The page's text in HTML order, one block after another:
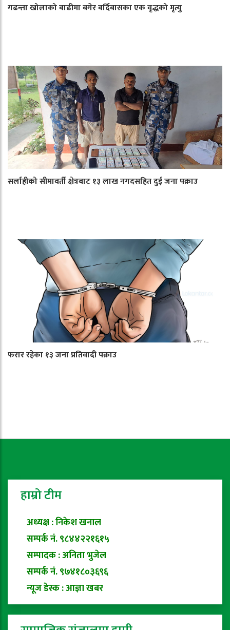
गढन्ता खोलाको बाढीमा बगेर बर्दिबासका एक वृद्धको मृत्यु
सर्लाहीको सीमावर्ती क्षेत्रबाट १३ लाख नगदसहित दुई जना पक्राउ
फरार रहेका १३ जना प्रतिवादी पक्राउ
हाम्रो टीम
अध्यक्ष : निकेश खनाल
सम्पर्क नं. ९८४४२२१६१५
सम्पादक : अनिता भुजेल
सम्पर्क नं. ९७४१८०३६९६
न्यूज डेस्क : आज्ञा खबर